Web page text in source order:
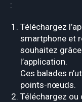
:
Téléchargez
smartphone et
souhaitez
l’application.
Ces balades
points-nœuds.
Téléchargez